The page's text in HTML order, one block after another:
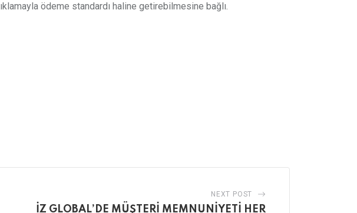
ödeme standardı haline getirebilmesine bağlı.
NEXT POST
İZ GLOBAL’DE MÜŞTERİ MEMNUNİYETİ HER